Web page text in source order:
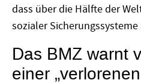
dass über die Hälfte der
sozialer
Das BMZ warnt
einer